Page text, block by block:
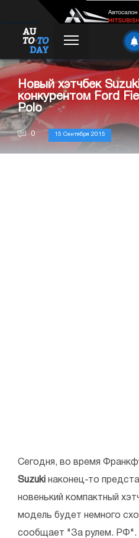
Новый хэтчбек
конкурентом Ford
Polo
0 15 Сентября 2015
Сегодня, во время
Suzuki наконец-то
новенький компактный
модель будет немного
сообщает "За рулем. РФ".